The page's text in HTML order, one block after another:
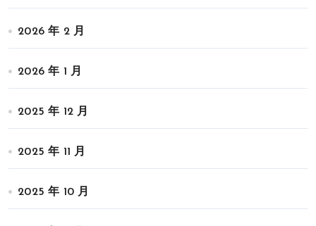
2026 年 2 月
2026 年 1 月
2025 年 12 月
2025 年 11 月
2025 年 10 月